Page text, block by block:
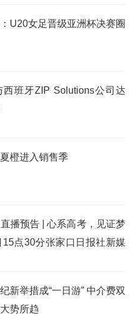
U20女足晋级亚洲杯决赛圈
班牙ZIP Solutions公司达
橙进入销售季
播预告 | 心系高考，见证梦
点30分张家口日报社新媒
你直击高考最后一刻
新举措成“一日游” 中介费双
势所趋